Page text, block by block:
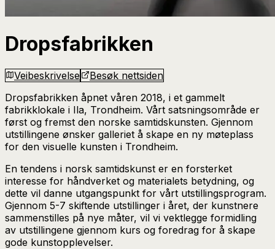
Dropsfabrikken
Veibeskrivelse
Besøk nettsiden
Dropsfabrikken åpnet våren 2018, i et gammelt
fabrikklokale i Ila, Trondheim. Vårt satsningsområde er
først og fremst den norske samtidskunsten. Gjennom
utstillingene ønsker galleriet å skape en ny møteplass
for den visuelle kunsten i Trondheim.
En tendens i norsk samtidskunst er en forsterket
interesse for håndverket og materialets betydning, og
dette vil danne utgangspunkt for vårt utstillingsprogram.
Gjennom 5-7 skiftende utstillinger i året, der kunstnere
sammenstilles på nye måter, vil vi vektlegge formidling
av utstillingene gjennom kurs og foredrag for å skape
gode kunstopplevelser.